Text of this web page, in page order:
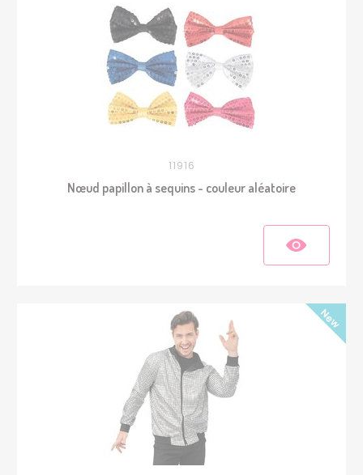
11916
Nœud papillon à sequins - couleur aléatoire